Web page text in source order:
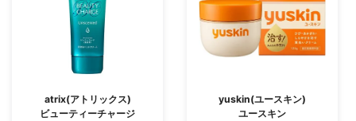
atrix(アトリックス)
ビューティーチャージ
yuskin(ユースキン)
ユースキン